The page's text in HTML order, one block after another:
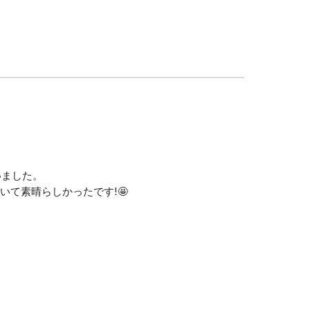
した。
て素晴らしかったです!🤩